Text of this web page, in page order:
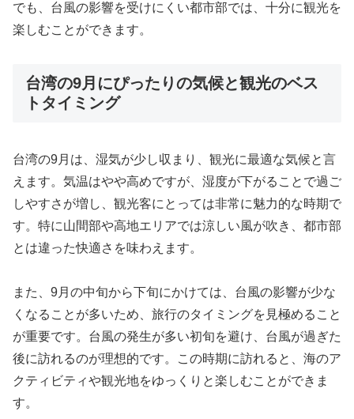
でも、台風の影響を受けにくい都市部では、十分に観光を
楽しむことができます。
台湾の9月にぴったりの気候と観光のベス
トタイミング
台湾の9月は、湿気が少し収まり、観光に最適な気候と言
えます。気温はやや高めですが、湿度が下がることで過ご
しやすさが増し、観光客にとっては非常に魅力的な時期で
す。特に山間部や高地エリアでは涼しい風が吹き、都市部
とは違った快適さを味わえます。
また、9月の中旬から下旬にかけては、台風の影響が少な
くなることが多いため、旅行のタイミングを見極めること
が重要です。台風の発生が多い初旬を避け、台風が過ぎた
後に訪れるのが理想的です。この時期に訪れると、海のア
クティビティや観光地をゆっくりと楽しむことができま
す。